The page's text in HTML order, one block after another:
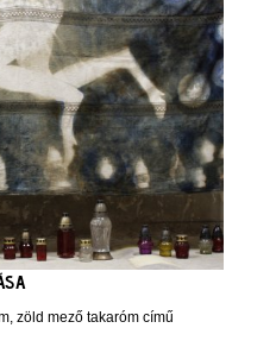
zöld mező takaróm című